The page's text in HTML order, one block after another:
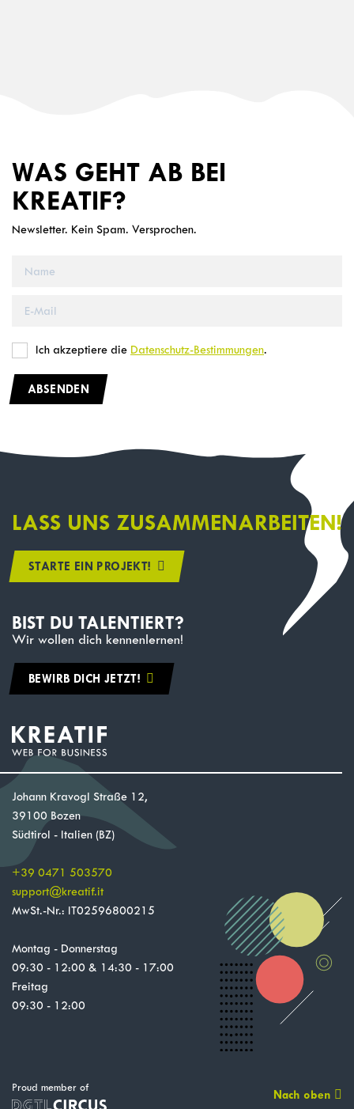
WAS GEHT AB BEI
KREATIF?
Newsletter. Kein Spam. Versprochen.
Ich akzeptiere die Datenschutz-Bestimmungen.
ABSENDEN
LASS UNS ZUSAMMENARBEITEN!
STARTE EIN PROJEKT!
BIST DU TALENTIERT?
Wir wollen dich kennenlernen!
BEWIRB DICH JETZT!
Johann Kravogl Straße 12,
39100 Bozen
Südtirol - Italien (BZ)
+39 0471 503570
support@kreatif.it
MwSt.-Nr.: IT02596800215
Montag - Donnerstag
09:30 - 12:00 & 14:30 - 17:00
Freitag
09:30 - 12:00
Proud member of
Nach oben